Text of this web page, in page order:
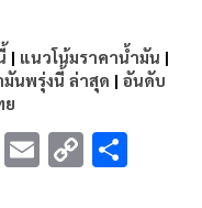
| แนวโน้มราคาน้ำมัน |
มันพรุ่งนี้ ล่าสุด | อันดับ
ย
X E C